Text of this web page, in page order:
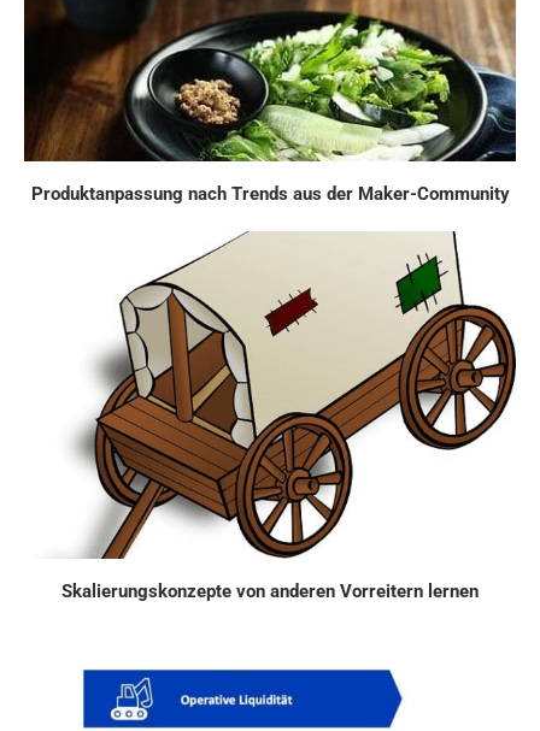
Produktanpassung nach Trends aus der Maker-Community
Skalierungskonzepte von anderen Vorreitern lernen